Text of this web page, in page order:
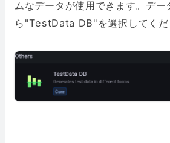
ムなデータが使用できます。デ
ら"TestData DB"を選択してくだ